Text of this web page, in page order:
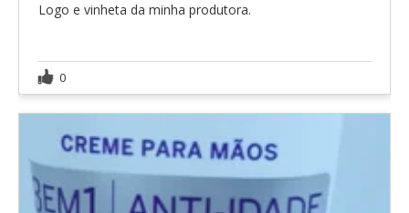
Logo e vinheta da minha produtora.
0